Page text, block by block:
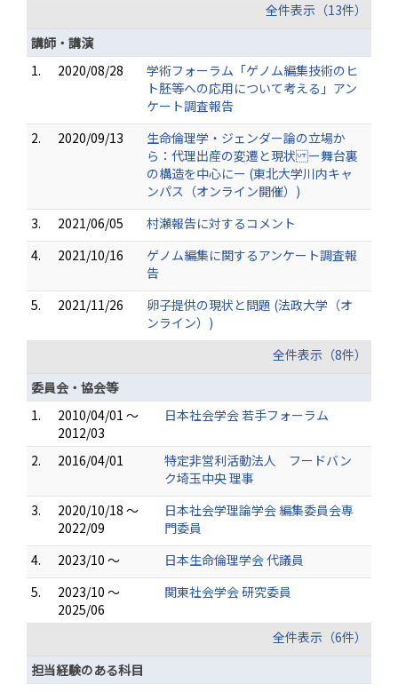
全件表示（13件）
講師・講演
1.
2020/08/28
学術フォーラム「ゲノム編集技術のヒ
ト胚等への応用について考える」アン
ケート調査報告
2.
2020/09/13
生命倫理学・ジェンダー論の立場か
ら：代理出産の変遷と現状 ー舞台裏
の構造を中心にー (東北大学川内キャ
ンパス（オンライン開催）)
3.
2021/06/05
村瀬報告に対するコメント
4.
2021/10/16
ゲノム編集に関するアンケート調査報
告
5.
2021/11/26
卵子提供の現状と問題 (法政大学（オ
ンライン）)
全件表示（8件）
委員会・協会等
1.
2010/04/01 ～
2012/03
日本社会学会 若手フォーラム
2. 2016/04/01
特定非営利活動法人 フードバン
ク埼玉中央 理事
3.
2020/10/18 ～
2022/09
日本社会学理論学会 編集委員会専
門委員
4.
2023/10 ～
日本生命倫理学会 代議員
5.
2023/10 ～
2025/06
関東社会学会 研究委員
全件表示（6件）
担当経験のある科目